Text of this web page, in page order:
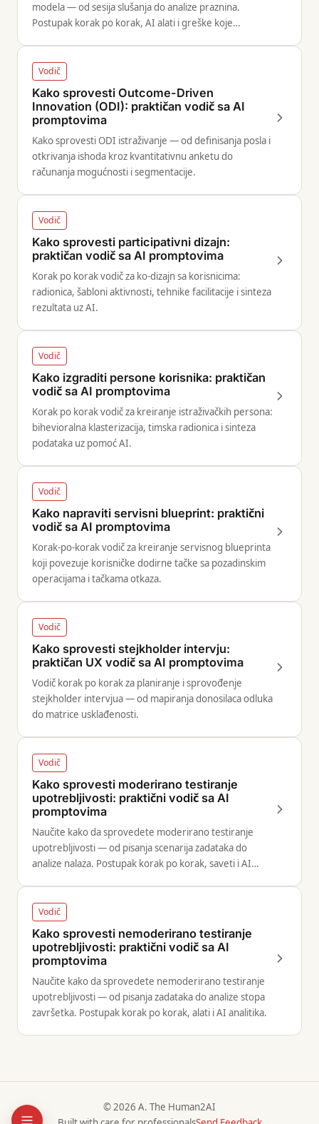
modela — od sesija slušanja do analize praznina.
Postupak korak po korak, AI alati i greške koje
Vodič
Kako sprovesti Outcome-Driven
Innovation (ODI): praktičan vodič sa AI
promptovima
Kako sprovesti ODI istraživanje — od definisanja posla i
otkrivanja ishoda kroz kvantitativnu anketu do
računanja mogućnosti i segmentacije.
Vodič
Kako sprovesti participativni dizajn:
praktičan vodič sa AI promptovima
Korak po korak vodič za ko-dizajn sa korisnicima:
radionica, šabloni aktivnosti, tehnike facilitacije i sinteza
rezultata uz AI.
Vodič
Kako izgraditi persone korisnika: praktičan
vodič sa AI promptovima
Korak po korak vodič za kreiranje istraživačkih persona:
bihevioralna klasterizacija, timska radionica i sinteza
podataka uz pomoć AI.
Vodič
Kako napraviti servisni blueprint: praktični
vodič sa AI promptovima
Korak-po-korak vodič za kreiranje servisnog blueprinta
koji povezuje korisničke dodirne tačke sa pozadinskim
operacijama i tačkama otkaza.
Vodič
Kako sprovesti stejkholder intervju:
praktičan UX vodič sa AI promptovima
Vodič korak po korak za planiranje i sprovođenje
stejkholder intervjua — od mapiranja donosilaca odluka
do matrice usklađenosti.
Vodič
Kako sprovesti moderirano testiranje
upotrebljivosti: praktični vodič sa AI
promptovima
Naučite kako da sprovedete moderirano testiranje
upotrebljivosti — od pisanja scenarija zadataka do
analize nalaza. Postupak korak po korak, saveti i AI
Vodič
Kako sprovesti nemoderirano testiranje
upotrebljivosti: praktični vodič sa AI
promptovima
Naučite kako da sprovedete nemoderirano testiranje
upotrebljivosti — od pisanja zadataka do analize stopa
završetka. Postupak korak po korak, alati i AI analitika.
© 2026 A. The Human2AI